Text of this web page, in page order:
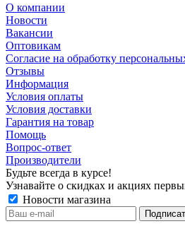
О компании
Новости
Вакансии
Оптовикам
Cогласие на обработку
Отзывы
Информация
Условия оплаты
Условия доставки
Гарантия на товар
Помощь
Вопрос-ответ
Производители
Будьте всегда в курсе!
Узнавайте о скидках и акциях
Новости магазина